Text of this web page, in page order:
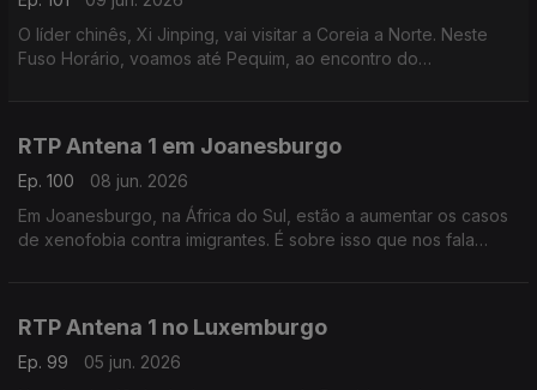
O líder chinês, Xi Jinping, vai visitar a Coreia a Norte. Neste
Fuso Horário, voamos até Pequim, ao encontro do
RTP Antena 1 em Joanesburgo
Ep. 100
08 jun. 2026
Em Joanesburgo, na África do Sul, estão a aumentar os casos
de xenofobia contra imigrantes. É sobre isso que nos fala
RTP Antena 1 no Luxemburgo
Ep. 99
05 jun. 2026